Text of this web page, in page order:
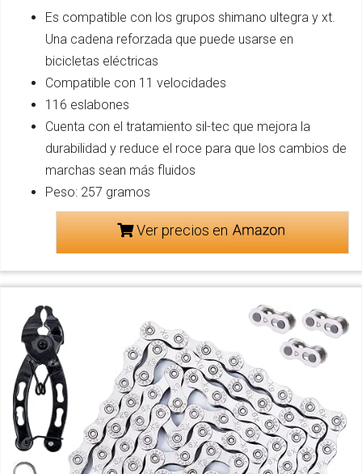
Es compatible con los grupos shimano ultegra y xt.
Una cadena reforzada que puede usarse en
bicicletas eléctricas
Compatible con 11 velocidades
116 eslabones
Cuenta con el tratamiento sil-tec que mejora la
durabilidad y reduce el roce para que los cambios de
marchas sean más fluidos
Peso: 257 gramos
Ver precios en